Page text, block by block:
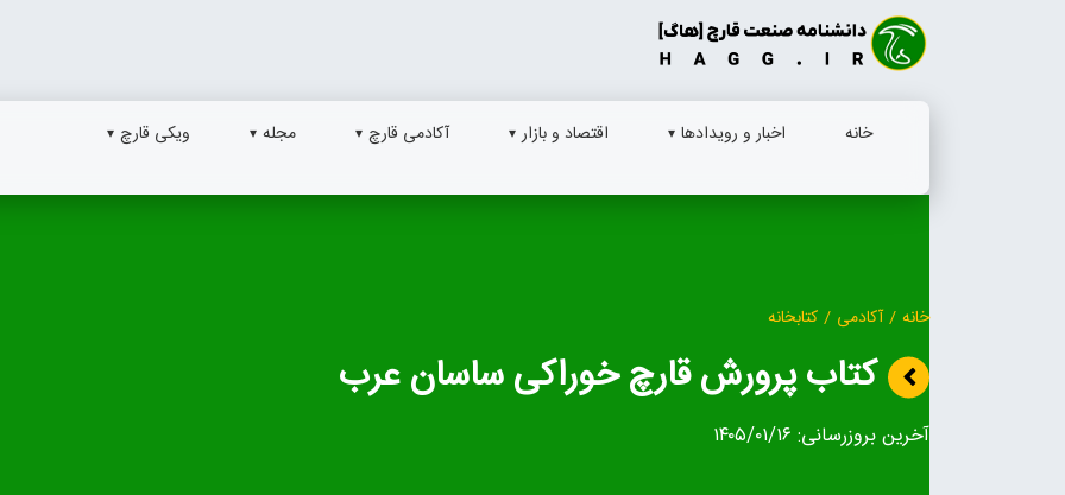
خانه اخبار و رویدادها اقتصاد و بازار آکادمی قارچ مجله ویکی قارچ
خانه / آکادمی / کتابخانه
کتاب پرورش قارچ خوراکی ساسان عرب
آخرین بروزرسانی: ۱۴۰۵/۰۱/۱۶